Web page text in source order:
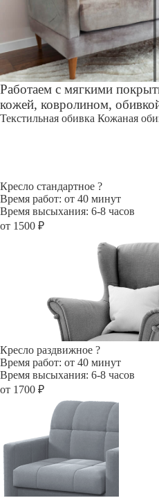
Работаем с мягкими
кожей, ковролином,
Текстильная обивка Кожаная
Кресло стандартное ?
Время работ: от 40 минут
Время высыхания: 6-8 часов
от 1500 ₽
Кресло раздвижное ?
Время работ: от 40 минут
Время высыхания: 6-8 часов
от 1700 ₽